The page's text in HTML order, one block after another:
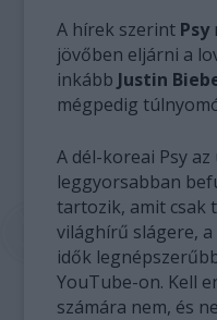
A hírek szerint Psy
jövőben eljárni a
inkább Justin
mégpedig
A dél-koreai Psy
leggyorsabban
tartozik, amit csak
világhírű slágere,
idők
YouTube-on. Kell
számára nem, és